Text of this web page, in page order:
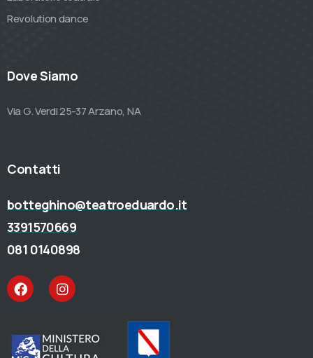
Revolution dance
Dove Siamo
Via G. Verdi 25-37 Arzano, NA
Contatti
botteghino@teatroeduardo.it
3391570669
081 0140898